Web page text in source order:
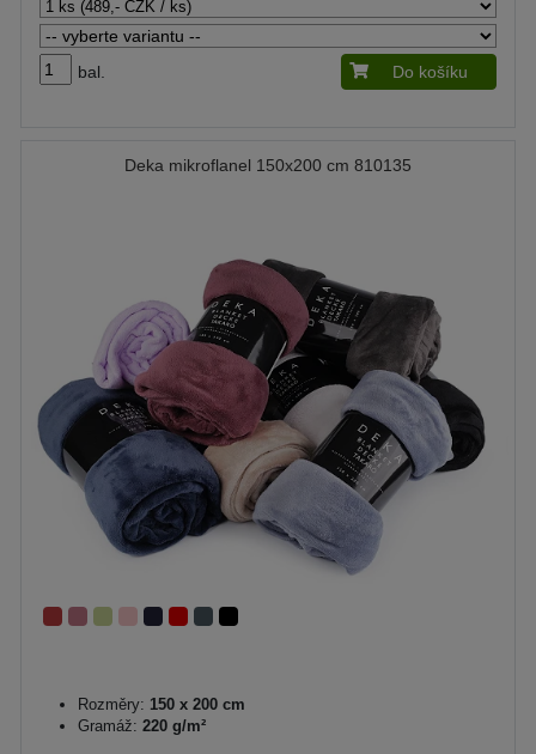
bal. Do košíku
Deka mikroflanel 150x200 cm 810135
Rozměry: 150 x 200 cm
Gramáž: 220 g/m²